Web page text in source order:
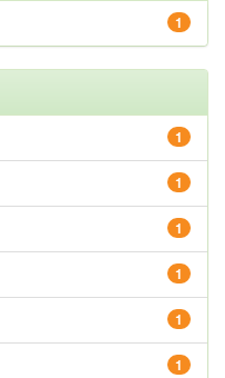
1
1
1
1
1
1
1